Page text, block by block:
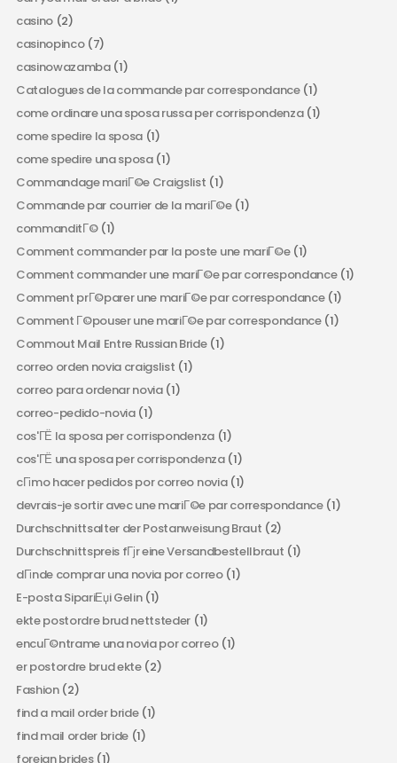
casino(2)
casinopinco(7)
casinowazamba(1)
Catalogues de la commande par correspondance(1)
come ordinare una sposa russa per corrispondenza(1)
come spedire la sposa (1)
come spedire una sposa(1)
Commandage mariГ©e Craigslist (1)
Commande par courrier de la mariГ©e(1)
commanditГ©(1)
Comment commander par la poste une mariГ©e(1)
Comment commander une mariГ©e par correspondance(1)
Comment prГ©parer une mariГ©e par correspondance(1)
Comment Г©pouser une mariГ©e par correspondance(1)
Commout Mail Entre Russian Bride(1)
correo orden novia craigslist (1)
correo para ordenar novia(1)
correo-pedido-novia(1)
cos'ГЁ la sposa per corrispondenza(1)
cos'ГЁ una sposa per corrispondenza(1)
cГіmo hacer pedidos por correo novia(1)
devrais-je sortir avec une mariГ©e par correspondance(1)
Durchschnittsalter der Postanweisung Braut (2)
Durchschnittspreis fГјr eine Versandbestellbraut (1)
dГіnde comprar una novia por correo(1)
E-posta SipariЕџi Gelin(1)
ekte postordre brud nettsteder (1)
encuГ©ntrame una novia por correo(1)
er postordre brud ekte(2)
Fashion(2)
find a mail order bride(1)
find mail order bride (1)
foreign brides(1)